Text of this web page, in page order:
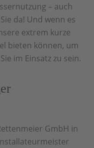
– auch
da! Und wenn es
extrem kurze
bieten können, um
im Einsatz zu sein.
GmbH in